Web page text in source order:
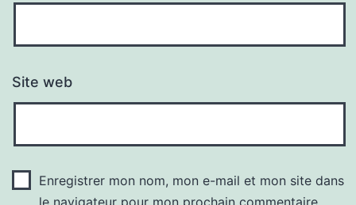
Site web
Enregistrer mon nom, mon e-mail et mon site dans
le navigateur pour mon prochain commentaire.